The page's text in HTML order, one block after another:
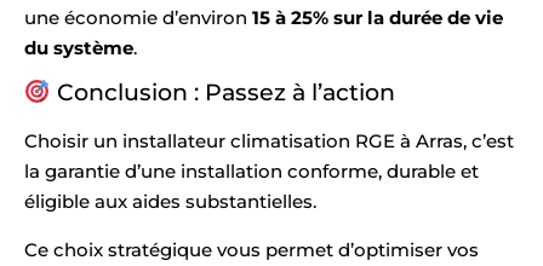
une économie d’environ 15 à 25% sur la durée de vie
du système.
Conclusion : Passez à l’action
Choisir un installateur climatisation RGE à Arras, c’est
la garantie d’une installation conforme, durable et
éligible aux aides substantielles.
Ce choix stratégique vous permet d’optimiser vos